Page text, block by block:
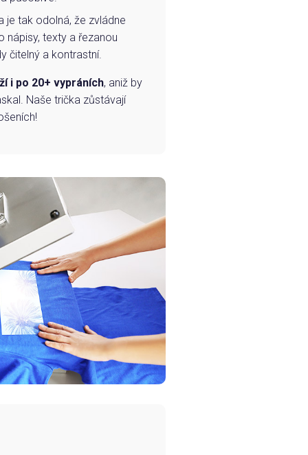
je tak odolná, že zvládne
nápisy, texty a řezanou
čitelný a kontrastní.
i po 20+ vypráních, aniž by
Naše trička zůstávají